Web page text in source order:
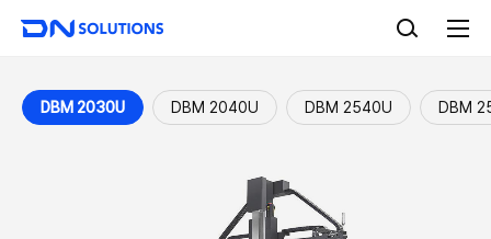
D
N
l
u
전
뉴
DBM 2030U
DBM 2040U DBM 2540U DBM